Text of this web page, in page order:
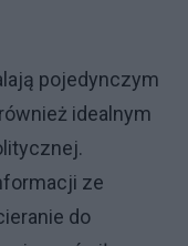
pojedynczym
idealnym
ze
do